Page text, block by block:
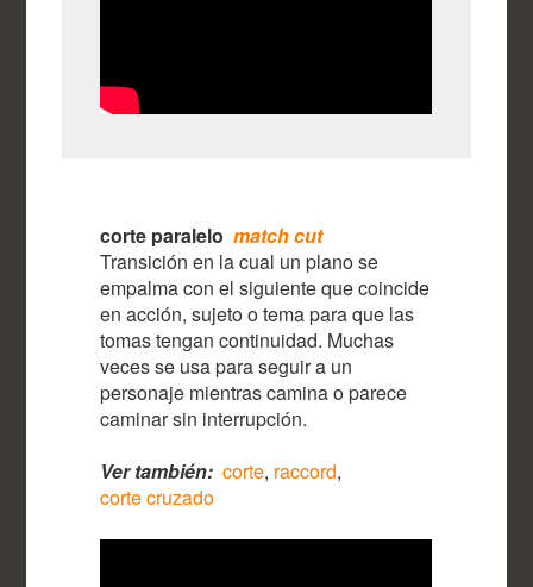
corte paralelo match cut
Transición en la cual un plano se
empalma con el siguiente que coincide
en acción, sujeto o tema para que las
tomas tengan continuidad. Muchas
veces se usa para seguir a un
personaje mientras camina o parece
caminar sin interrupción.
Ver también: corte, raccord,
corte cruzado